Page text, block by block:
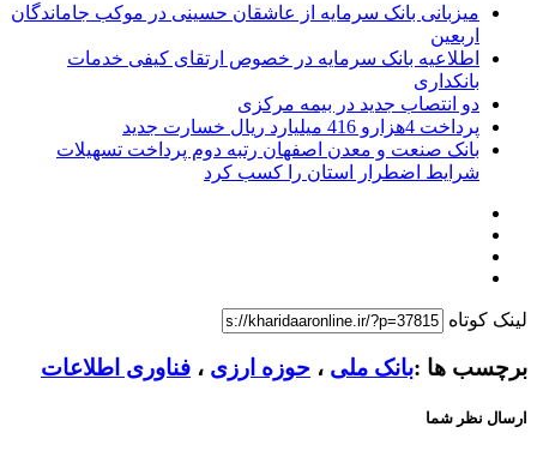
میزبانی بانک سرمایه از عاشقان حسینی در موکب جاماندگان
اربعین
اطلاعیه بانک سرمایه در خصوص ارتقای کیفی خدمات
بانکداری
دو انتصاب جدید در بیمه مركزی
پرداخت 4هزارو 416 میلیارد ریال خسارت جدید
بانک صنعت و معدن اصفهان رتبه دوم پرداخت تسهیلات
شرایط اضطرار استان را کسب کرد
لینک کوتاه
برچسب ها :بانک ملی ، حوزه ارزی ، فناوری اطلاعات
ارسال نظر شما